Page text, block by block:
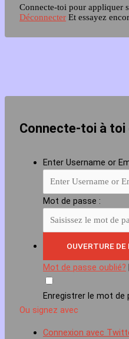
Connecte-toi pour appliquer
Déconnecter Et essayez
Connecte-toi à toi
Enter Username or
Mot de passe :
Mot de passe oublié? |
Enregistrer le mot de
Ou signez avec
Connexion avec